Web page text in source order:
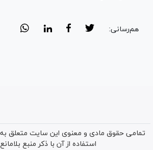
هم‌رسانی:
تمامی حقوق مادی و معنوی این سایت متعلق به
استفاده از آن با ذکر منبع